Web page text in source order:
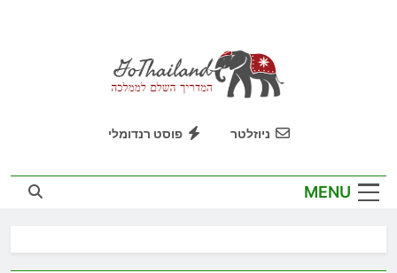
GoThailand
המדריך השלם לממלכה
ניוזלטר פוסט רנדומלי
MENU